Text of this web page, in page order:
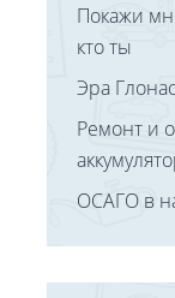
Покажи
кто ты
Эра Глонас
Ремонт и
ОСАГО в